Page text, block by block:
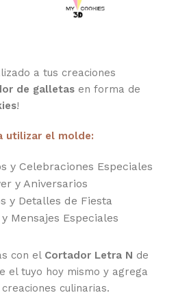
a tus creaciones
de galletas en forma de
!
utilizar el molde:
y Celebraciones Especiales
y Aniversarios
y Detalles de Fiesta
Mensajes Especiales
con el Cortador Letra N de
el tuyo hoy mismo y agrega
culinarias.